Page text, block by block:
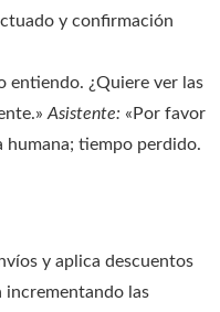
y confirmación
entiendo. ¿Quiere ver las
Asistente: «Por favor
humana; tiempo perdido.
y aplica descuentos
incrementando las